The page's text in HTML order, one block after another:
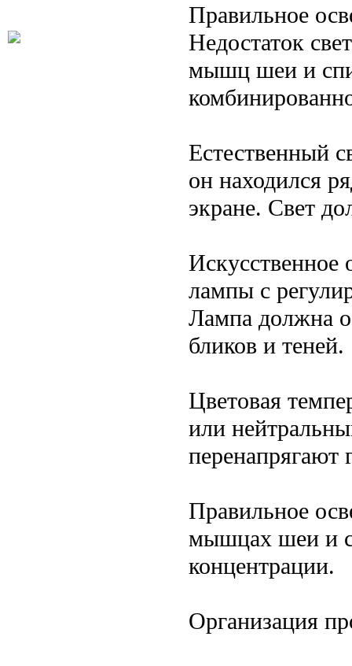
Правильное
Недостаток
мышц шеи и
Естественный
он находился
экране. Свет
Искусственное
лампы с
Лампа должна
бликов и теней.
Цветовая
или
перенапрягают
Правильное
мышцах шеи и
концентрации.
Организация